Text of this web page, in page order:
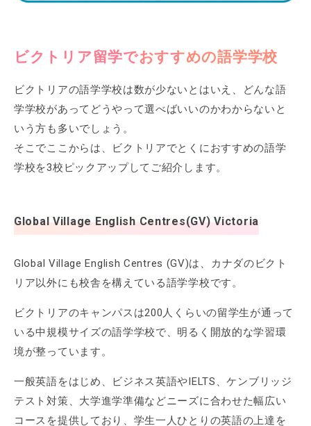
ビクトリア留学でおすすめの語学学校
ビクトリアの語学学校は数が少ないとはいえ、どんな語
学学校があってどうやって選べばいいのかわからないと
いう方も多いでしょう。
そこでここからは、ビクトリアでとくにおすすめの語学
学校を3校ピックアップしてご紹介します。
Global Village English Centres(GV) Victoria
Global Village English Centres (GV)は、カナダのビクト
リア以外にも校舎を構えている語学学校です。
ビクトリアのキャンパスは200人くらいの留学生が通って
いる中規模サイズの語学学校で、明るく開放的な学習環
境が整っています。
一般英語をはじめ、ビジネス英語やIELTS、ケンブリッジ
テスト対策、大学進学準備などニーズに合わせた幅広い
コースを提供しており、学生一人ひとりの英語の上達を